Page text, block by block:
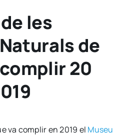
les
de
20
va com­plir en 2019 el Museu